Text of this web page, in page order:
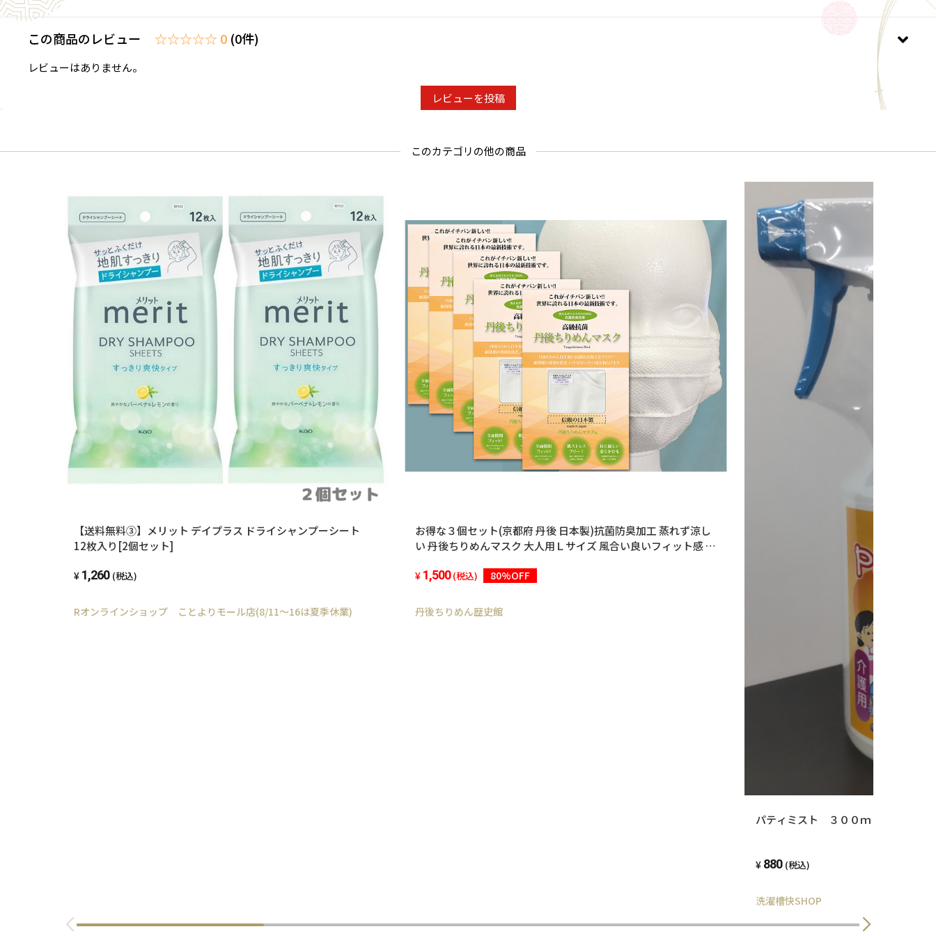
この商品のレビュー ☆☆☆☆☆ 0 (0件)
レビューはありません。
レビューを投稿
このカテゴリの他の商品
【送料無料③】メリット デイプラス ドライシャンプーシート
12枚入り[2個セット]
1,260 (税込)
Rオンラインショップ ことよりモール店(8/11～16は夏季休業)
お得な３個セット(京都府 丹後 日本製)抗菌防臭加工 蒸れず涼し
い 丹後ちりめんマスク 大人用Ｌサイズ 風合い良いフィット感 飛
枚入 洗濯しても縮みません ポリエステル100% 煮沸消毒済
1,500 (税込) 80%OFF
丹後ちりめん歴史館
パティミスト ３００ｍｌ 介護用
880 (税込)
洗濯槽快SHOP